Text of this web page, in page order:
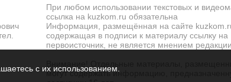
При любом использовании текстовых и
ссылка на kuzkom.ru обязательна
Информация, размещённая на сайте
содержащая в подписи к материалу ссылку на
первоисточник, не является мнением
Внимание! Отдельные материалы,
могут содержать информацию,
с их использованием.